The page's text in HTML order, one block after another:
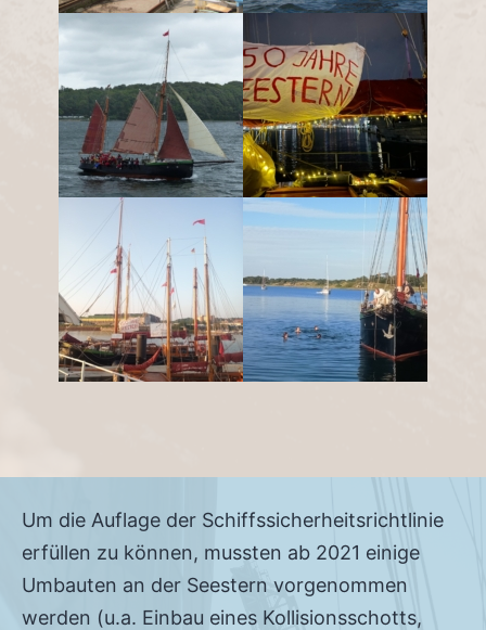
Seestern in der Werft
Ærøskøping
Seestern unter
Rum-Regatta 2023
Seestern vor
Schifffahrtsmuseum
zur Filmpremiere
Heimathafen Kiel-
Sommertörn 2024
Um die Auflage der Schiffssicherheitsrichtlinie
erfüllen zu können, mussten ab 2021 einige
Umbauten an der Seestern vorgenommen
werden (u.a. Einbau eines Kollisionsschotts,